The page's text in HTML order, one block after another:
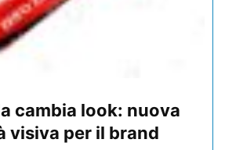
cambia look: nuova
visiva per il brand